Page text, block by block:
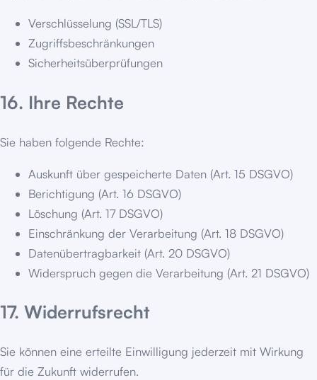
Verschlüsselung (SSL/TLS)
Zugriffsbeschränkungen
Sicherheitsüberprüfungen
16. Ihre Rechte
Sie haben folgende Rechte:
Auskunft über gespeicherte Daten (Art. 15 DSGVO)
Berichtigung (Art. 16 DSGVO)
Löschung (Art. 17 DSGVO)
Einschränkung der Verarbeitung (Art. 18 DSGVO)
Datenübertragbarkeit (Art. 20 DSGVO)
Widerspruch gegen die Verarbeitung (Art. 21 DSGVO)
17. Widerrufsrecht
Sie können eine erteilte Einwilligung jederzeit mit Wirkung
für die Zukunft widerrufen.